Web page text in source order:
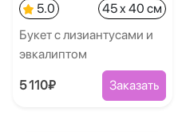
5.0
45 x 40 см
Букет с лизиантусами и
эвкалиптом
5 110₽ Заказать